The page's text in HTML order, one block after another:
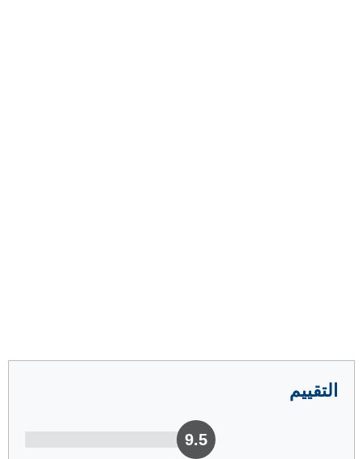
التقييم
9.5